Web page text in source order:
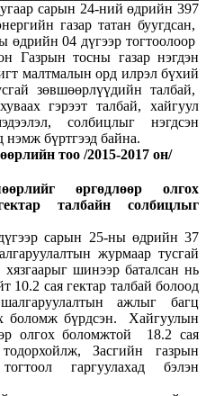
сарын 24-ний өдрийн 397
газар татан буугдсан,
04 дүгээр тогтоолоор
Газрын тосны газар нэгдэн
малтмалын орд илрэл бүхий
зөвшөөрлүүдийн талбай,
гэрээт талбай, хайгуул
солбицлыг нэгдсэн
нэмж бүртгээд байна.
тоо /2015-2017 он/
өргөдлөөр олгох
талбайн солбицлыг
сарын 25-ны өдрийн 37
журмаар тусгай
шинээр баталсан нь
10.2 сая гектар талбай болоод
ажлыг багц
боломж бүрдсэн. Хайгуулын
олгох боломжтой 18.2 сая
Засгийн газрын
гаргуулахад бэлэн